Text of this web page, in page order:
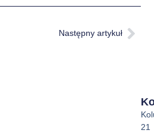
Następny artykuł
21